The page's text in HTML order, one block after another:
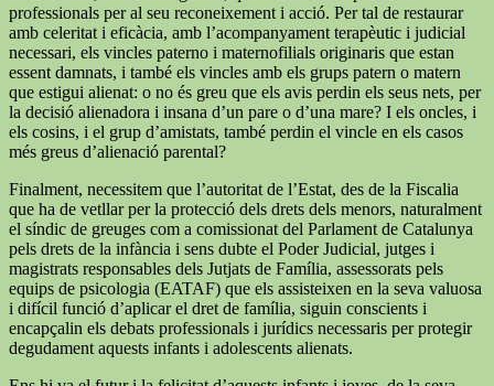
professionals per al seu reconeixement i acció. Per tal de restaurar
amb celeritat i eficàcia, amb l’acompanyament terapèutic i judicial
necessari, els vincles paterno i maternofilials originaris que estan
essent damnats, i també els vincles amb els grups patern o matern
que estigui alienat: o no és greu que els avis perdin els seus nets, per
la decisió alienadora i insana d’un pare o d’una mare? I els oncles, i
els cosins, i el grup d’amistats, també perdin el vincle en els casos
més greus d’alienació parental?
Finalment, necessitem que l’autoritat de l’Estat, des de la Fiscalia
que ha de vetllar per la protecció dels drets dels menors, naturalment
el síndic de greuges com a comissionat del Parlament de Catalunya
pels drets de la infància i sens dubte el Poder Judicial, jutges i
magistrats responsables dels Jutjats de Família, assessorats pels
equips de psicologia (EATAF) que els assisteixen en la seva valuosa
i difícil funció d’aplicar el dret de família, siguin conscients i
encapçalin els debats professionals i jurídics necessaris per protegir
degudament aquests infants i adolescents alienats.